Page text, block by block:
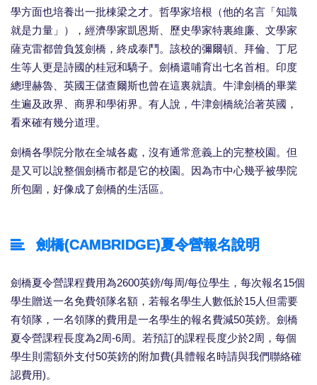
學方面也培養出一批棟梁之才。哲學家培根（他的名言「知識
就是力量」），經濟學家凱恩斯、歷史學家特裏維廉、文學家
薩克雷都曾負笈劍橋，終成泰鬥。該校的彌爾頓、拜倫、丁尼
生等人更是詩國的桂冠和驕子。劍橋還哺育出七名首相。印度
總理赫魯、英國王儲查爾斯也曾在這裏就讀。牛津劍橋的畢業
生遍及政界、商界和學術界。有人說，牛津劍橋統治著英國，
看來確有幾分道理。
劍橋各學院分散在全城各處，沒有通常意義上的完整校園。但
是又可以說整個劍橋市都是它的校園。因為市中心幾乎被學院
所包圍，好像成了劍橋的生活區。
劍橋(CAMBRIDGE)夏令營報名說明
劍橋夏令營課程費用為2600英鎊/每周/每位學生，每次報名15個
學生贈送一名免費領隊名額，若報名學生人數低於15人但需要
有領隊，一名領隊的費用是一名學生的報名費減50英鎊。劍橋
夏令營課程長度為2周-6周。若預訂的課程長度少於2周，每個
學生則需額外支付50英鎊的附加費(具體報名時請與我們聯絡確
認費用)。